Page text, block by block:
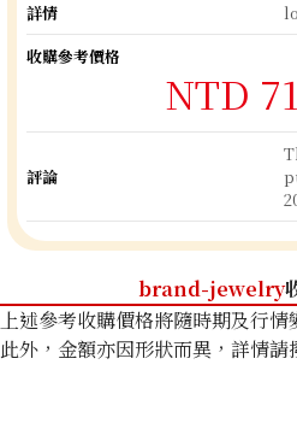
詳情
收購參考價格
NTD
評論
brand-jewelry
上述參考收購價格將隨時期及行情
此外，金額亦因形狀而異，詳情請